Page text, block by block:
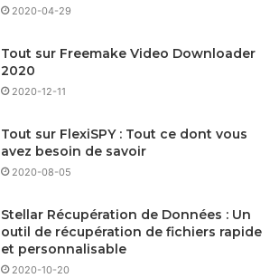
2020-04-29
Tout sur Freemake Video Downloader
2020
2020-12-11
Tout sur FlexiSPY : Tout ce dont vous
avez besoin de savoir
2020-08-05
Stellar Récupération de Données : Un
outil de récupération de fichiers rapide
et personnalisable
2020-10-20